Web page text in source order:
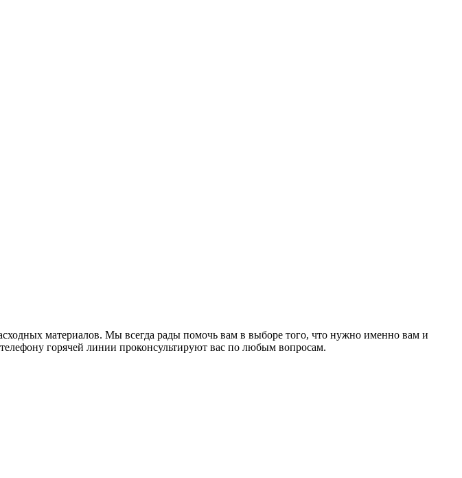
материалов. Мы всегда рады помочь вам в выборе того, что нужно именно вам и
горячей линии проконсультируют вас по любым вопросам.